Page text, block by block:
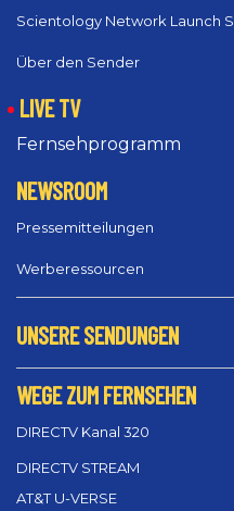
Scientology Network Launch
Über den Sender
LIVE TV
Fernsehprogramm
NEWSROOM
Pressemitteilungen
Werberessourcen
UNSERE SENDUNGEN
WEGE ZUM FERNSEHEN
DIRECTV Kanal 320
DIRECTV STREAM
AT&T U-VERSE